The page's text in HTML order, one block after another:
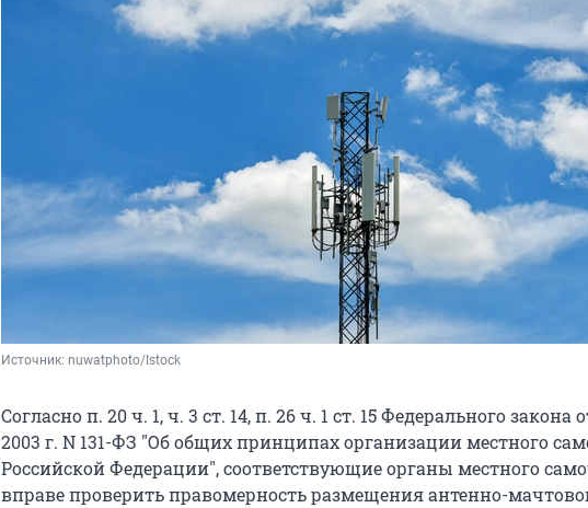
Источник: nuwatphoto/Istock
Согласно п. 20 ч. 1, ч. 3 ст. 14, п. 26 ч. 1 ст. 15 Федерального закона
2003 г. N 131-ФЗ "Об общих принципах организации местного
Российской Федерации", соответствующие органы местного
вправе проверить правомерность размещения антенно-